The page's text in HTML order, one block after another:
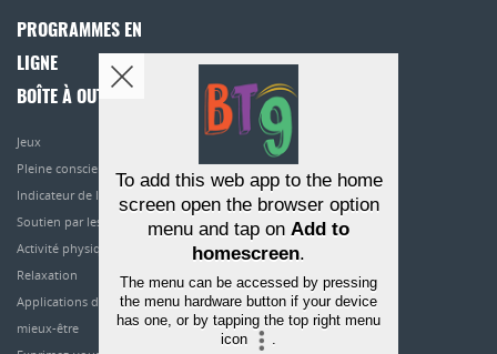
PROGRAMMES EN
LIGNE
BOÎTE À OUTILS
Jeux
Pleine conscience
Indicateur de l’humeur
Soutien par les pairs
Activité physique
Relaxation
Applications de
mieux-être
To add this web app to the home
screen open the browser option
menu and tap on Add to
homescreen.
The menu can be accessed by pressing
the menu hardware button if your device
has one, or by tapping the top right menu
icon
.